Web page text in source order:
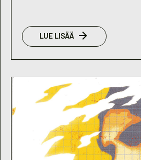
LUE LISÄÄ:
NUORISOBAROMETRI